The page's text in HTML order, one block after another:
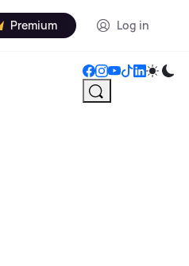
Premium Log in